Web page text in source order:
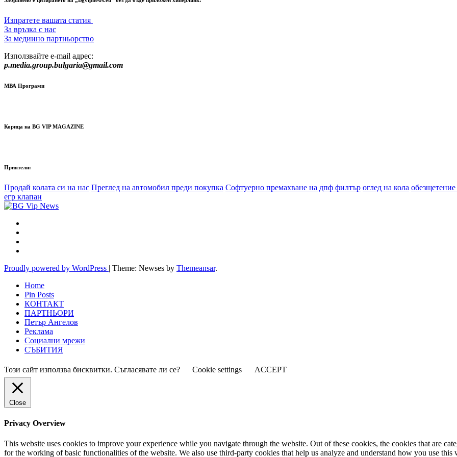
Изпратете вашата статия
За връзка с нас
За медиино партньорство
Използвайте e-mail адрес:
p.media.group.bulgaria@gmail.com
МВА Програми
Корица на BG VIP MAGAZINE
Приятели:
Продай колата си на нас Преглед на автомобил преди покупка Софтуерно премахване на дпф филтър оглед на кола
егр клапан
Proudly powered by WordPress | Theme: Newses by Themeansar.
Home
Pin Posts
КОНТАКТ
ПАРТНЬОРИ
Петър Ангелов
Реклама
Социални мрежи
СЪБИТИЯ
Този сайт използва бисквитки. Съгласявате ли се? Cookie settings ACCEPT
Close
Privacy Overview
This website uses cookies to improve your experience while you navigate through the website. Out of these cookies, the cookies that are
for the working of basic functionalities of the website. We also use third-party cookies that help us analyze and understand how you use